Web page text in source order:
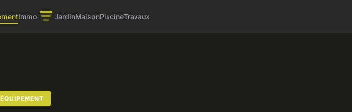
Immo JardinMaisonPiscineTravaux
ÉQUIPEMENT